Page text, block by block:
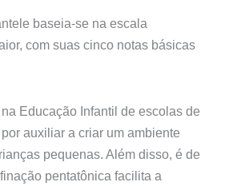
baseia-se na escala
com suas cinco notas básicas
Educação Infantil de escolas de
auxiliar a criar um ambiente
pequenas. Além disso, é de
pentatônica facilita a